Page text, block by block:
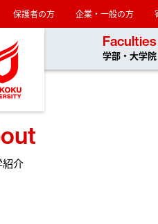
龍谷
保護者の方 企業・一般の方
Faculties
学部・大学院
紹介